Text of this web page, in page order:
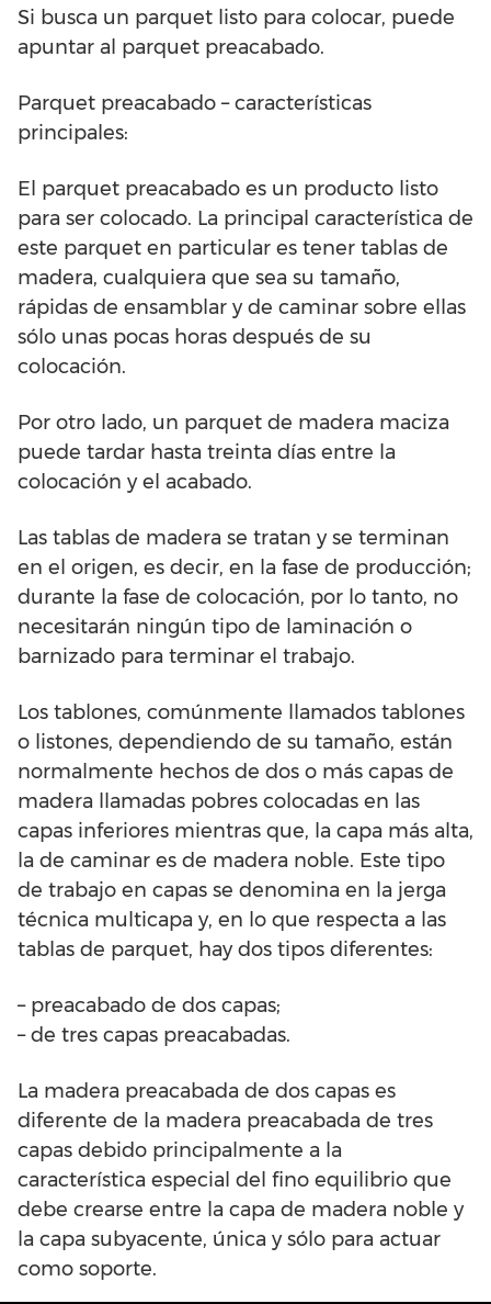
Si busca un parquet listo para colocar, puede
apuntar al parquet preacabado.
Parquet preacabado – características
principales:
El parquet preacabado es un producto listo
para ser colocado. La principal característica de
este parquet en particular es tener tablas de
madera, cualquiera que sea su tamaño,
rápidas de ensamblar y de caminar sobre ellas
sólo unas pocas horas después de su
colocación.
Por otro lado, un parquet de madera maciza
puede tardar hasta treinta días entre la
colocación y el acabado.
Las tablas de madera se tratan y se terminan
en el origen, es decir, en la fase de producción;
durante la fase de colocación, por lo tanto, no
necesitarán ningún tipo de laminación o
barnizado para terminar el trabajo.
Los tablones, comúnmente llamados tablones
o listones, dependiendo de su tamaño, están
normalmente hechos de dos o más capas de
madera llamadas pobres colocadas en las
capas inferiores mientras que, la capa más alta,
la de caminar es de madera noble. Este tipo
de trabajo en capas se denomina en la jerga
técnica multicapa y, en lo que respecta a las
tablas de parquet, hay dos tipos diferentes:
– preacabado de dos capas;
– de tres capas preacabadas.
La madera preacabada de dos capas es
diferente de la madera preacabada de tres
capas debido principalmente a la
característica especial del fino equilibrio que
debe crearse entre la capa de madera noble y
la capa subyacente, única y sólo para actuar
como soporte.